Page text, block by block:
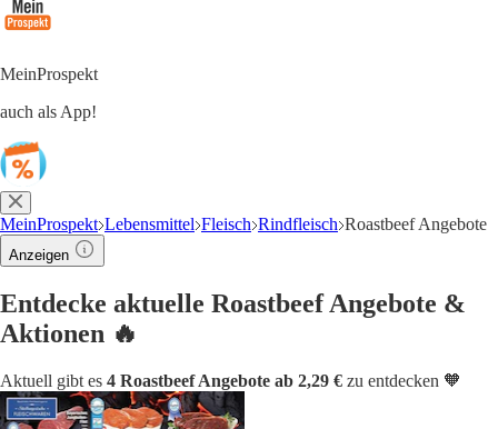
MeinProspekt
auch als App!
MeinProspekt Lebensmittel Fleisch Rindfleisch Roastbeef Angebote
Anzeigen
Entdecke aktuelle Roastbeef Angebote &
Aktionen 🔥
Aktuell gibt es 4 Roastbeef Angebote ab 2,29 € zu entdecken 🧡